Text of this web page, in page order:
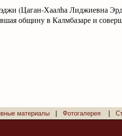
(Цаган-Хаалhа Лиджиевна
общину в Калмбазаре и
материалы Фотогалерея